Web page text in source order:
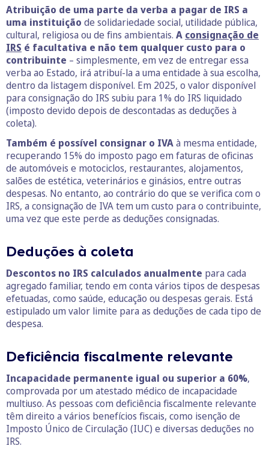
Atribuição de uma parte da verba a pagar de IRS a
uma instituição de solidariedade social, utilidade pública,
cultural, religiosa ou de fins ambientais. A consignação de
IRS é facultativa e não tem qualquer custo para o
contribuinte – simplesmente, em vez de entregar essa
verba ao Estado, irá atribuí-la a uma entidade à sua escolha,
dentro da listagem disponível. Em 2025, o valor disponível
para consignação do IRS subiu para 1% do IRS liquidado
(imposto devido depois de descontadas as deduções à
coleta).
Também é possível consignar o IVAà mesma entidade,
recuperando 15% do imposto pago em faturas de oficinas
de automóveis e motociclos, restaurantes, alojamentos,
salões de estética, veterinários e ginásios, entre outras
despesas. No entanto, ao contrário do que se verifica com o
IRS, a consignação de IVA tem um custo para o contribuinte,
uma vez que este perde as deduções consignadas.
Deduções à coleta
Descontos no IRS calculados anualmente para cada
agregado familiar, tendo em conta vários tipos de despesas
efetuadas, como saúde, educação ou despesas gerais. Está
estipulado um valor limite para as deduções de cada tipo de
despesa.
Deficiência fiscalmente relevante
Incapacidade permanente igual ou superior a 60%,
comprovada por um atestado médico de incapacidade
multiuso. As pessoas com deficiência fiscalmente relevante
têm direito a vários benefícios fiscais, como isenção de
Imposto Único de Circulação (IUC) e diversas deduções no
IRS.